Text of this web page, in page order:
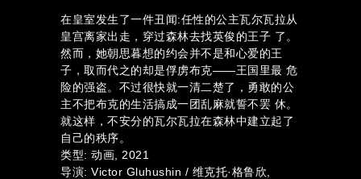
在皇室发生了一件丑闻:任性的公主瓦尔瓦拉从
皇宫离家出走，穿过森林去找英俊的王子 了。
然而，她朝思暮想的约会并不是和心爱的王
子，取而代之的却是俘虏布克——王国里最 危
险的强盗。不过很快就一清二楚了，勇敢的公
主不把布克的生活搞成一团乱麻就誓不罢 休。
就这样，不安分的瓦尔瓦拉在森林中建立起了
自己的秩序。
类型: 动画, 2021
导演: Victor Gluhushin / 维克托·格鲁欣,